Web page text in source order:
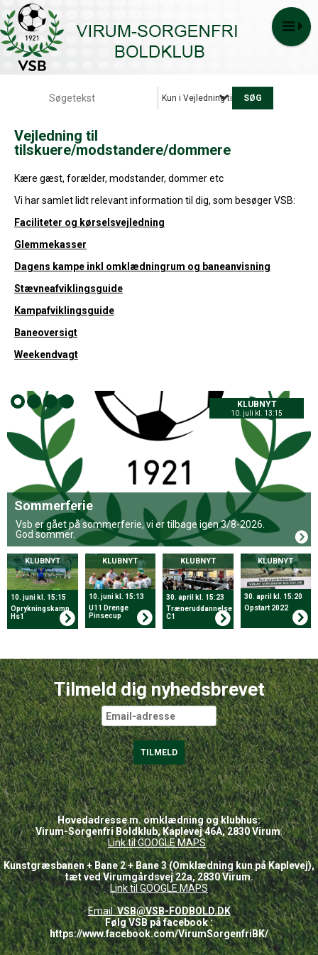
Kun i Vejledning til tilskuere/
Vejledning til
tilskuere/modstandere/dommere
Kære gæst, forælder, modstander, dommer etc
Vi har samlet lidt relevant information til dig, som besøger VSB:
Faciliteter og kørselsvejledning
Glemmekasser
Dagens kampe inkl omklædningrum og baneanvisning
Stævneafviklingsguide
Kampafviklingsguide
Baneoversigt
Weekendvagt
KLUBNYT
10. juli kl. 13:15
Sommerferie
Vsb er gået på sommerferie, vi er tilbage igen 3/8-2026.
God sommer.
KLUBNYT
10. juni kl. 15:15
Oprykningskamp
Hs1
KLUBNYT
10. juni kl. 15:13
U11 Drenge
Pinsecup
KLUBNYT
30. april kl. 15:23
Træneruddannelse
C1
KLUBNYT
30. april kl. 15:20
Opstart 2022
Tilmeld dig nyhedsbrevet
Hovedadresse m. omklædning og klubhus:
Virum-Sorgenfri Boldklub, Kaplevej 46A, 2830 Virum.
Link til GOOGLEMAPS
Kunstgræsbanen + Bane 2 + Bane 3 (Omklædning kun på Kaplevej),
tæt ved Virumgårdsvej 22a, 2830 Virum.
Link til GOOGLE MAPS
Email:VSB@VSB-FODBOLD.DK
Følg VSB på facebook :
https://www.facebook.com/VirumSorgenfriBK/